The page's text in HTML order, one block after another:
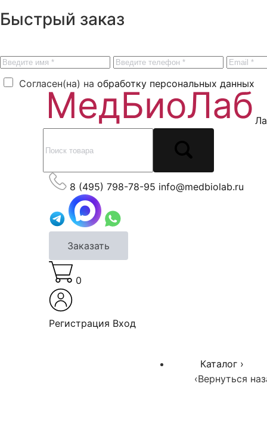
Быстрый заказ
Согласен(на) на обработку персональных данных
8 (495) 798-78-95 info@medbiolab.ru
Заказать
0
Регистрация Вход
Каталог ›
‹Вернуться